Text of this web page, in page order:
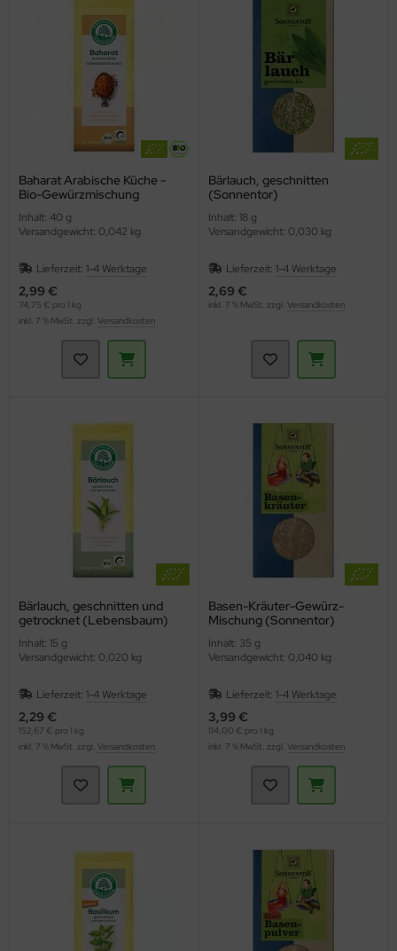
Baharat Arabische Küche -
Bio-Gewürzmischung
Inhalt: 40 g
Versandgewicht: 0,042 kg
Lieferzeit: 1-4 Werktage
2,99 €
74,75 € pro 1 kg
inkl. 7 % MwSt. zzgl. Versandkosten
Bärlauch, geschnitten
(Sonnentor)
Inhalt: 18 g
Versandgewicht: 0,030 kg
Lieferzeit: 1-4 Werktage
2,69 €
inkl. 7 % MwSt. zzgl. Versandkosten
Bärlauch, geschnitten und
getrocknet (Lebensbaum)
Inhalt: 15 g
Versandgewicht: 0,020 kg
Lieferzeit: 1-4 Werktage
2,29 €
152,67 € pro 1 kg
inkl. 7 % MwSt. zzgl. Versandkosten
Basen-Kräuter-Gewürz-
Mischung (Sonnentor)
Inhalt: 35 g
Versandgewicht: 0,040 kg
Lieferzeit: 1-4 Werktage
3,99 €
114,00 € pro 1 kg
inkl. 7 % MwSt. zzgl. Versandkosten